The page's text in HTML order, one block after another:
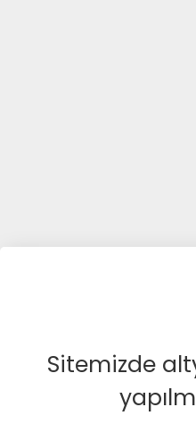
Sitemizde